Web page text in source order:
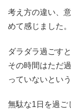
考え方の違い、
めて感じました。
ダラダラ過ごす
その時間はただ
っていないとい
無駄な1日を過ご